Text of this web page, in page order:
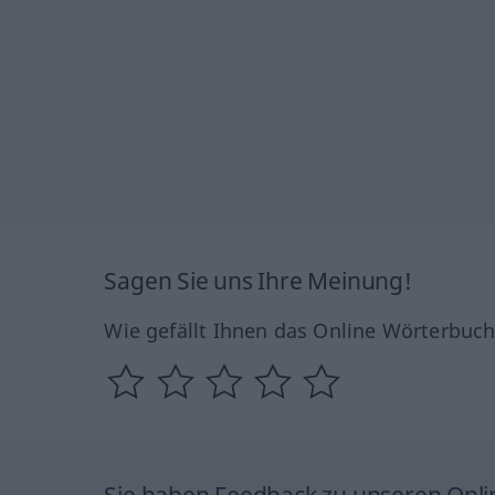
Sagen Sie uns Ihre Meinung!
Wie gefällt Ihnen das Online